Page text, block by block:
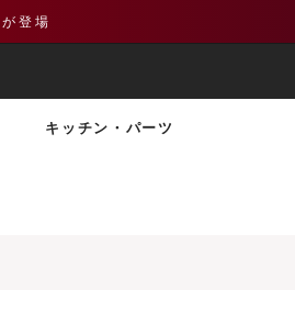
登場
キッチン・パーツ